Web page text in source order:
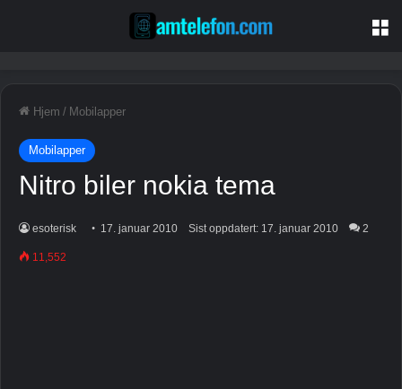
Hjem / Mobilapper
Mobilapper
Nitro biler nokia tema
esoterisk 17. januar 2010 Sist oppdatert: 17. januar 2010 2
11,552